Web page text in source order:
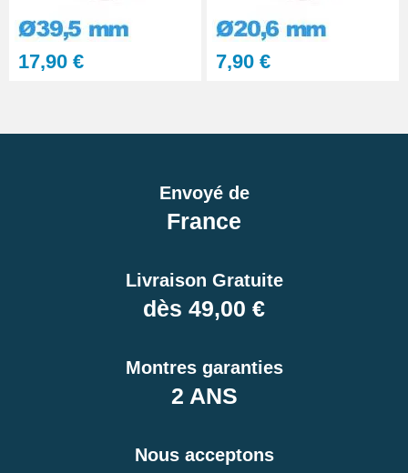
17,90 € 7,90 €
Envoyé de
France
Livraison Gratuite
dès 49,00 €
Montres garanties
2 ANS
Nous acceptons